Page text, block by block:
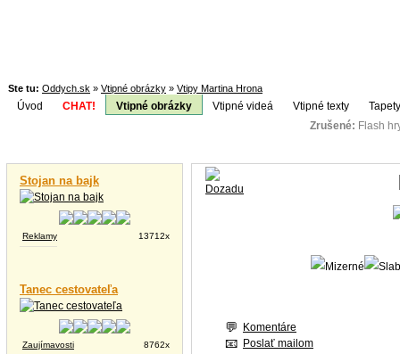
Ste tu: Oddych.sk » Vtipné obrázky » Vtipy Martina Hrona
Úvod CHAT! Vtipné obrázky Vtipné videá Vtipné texty
Zrušené: Flash
Stojan na bajk
Reklamy 13712x
Tanec cestovateľa
Zaujímavosti 8762x
Komentáre
Poslať mailom